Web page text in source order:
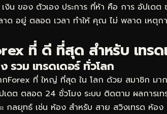
น ของ ตัวเอง ประการ ที่ห้า คือ การ อัปเดต
ด อยู่ ตลอด เวลา ทำให้ คุณ ไม่ พลาด เหตุ
ที่ ดี ที่สุด สำหรับ เทรด
รวม เทรดเดอร์ ทั่วโลก
กForex ที่ ใหญ่ ที่สุด ใน โลก ด้วย สมาชิก มา
ดต ตลอด 24 ชั่วโมง ระบบ ติดตาม ผลการเ
กลยุทธ์ เช่น ห้อง สำหรับ สาย สวิงเทรด ห้อ